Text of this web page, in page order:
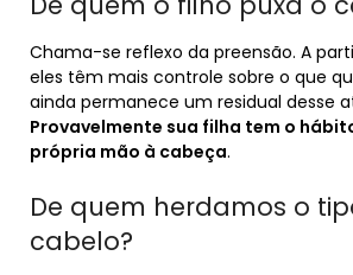
Chama-se reflexo da preensão. A
eles têm mais controle sobre o que
ainda permanece um residual desse
Provavelmente sua filha tem o
própria mão à cabeça.
De quem herdamos o
cabelo?